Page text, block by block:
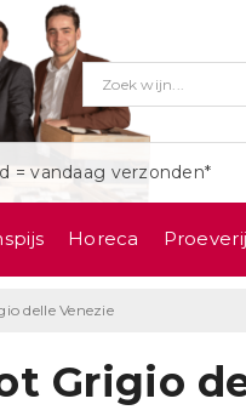
= vandaag verzonden*
Horeca
delle Venezie
Grigio